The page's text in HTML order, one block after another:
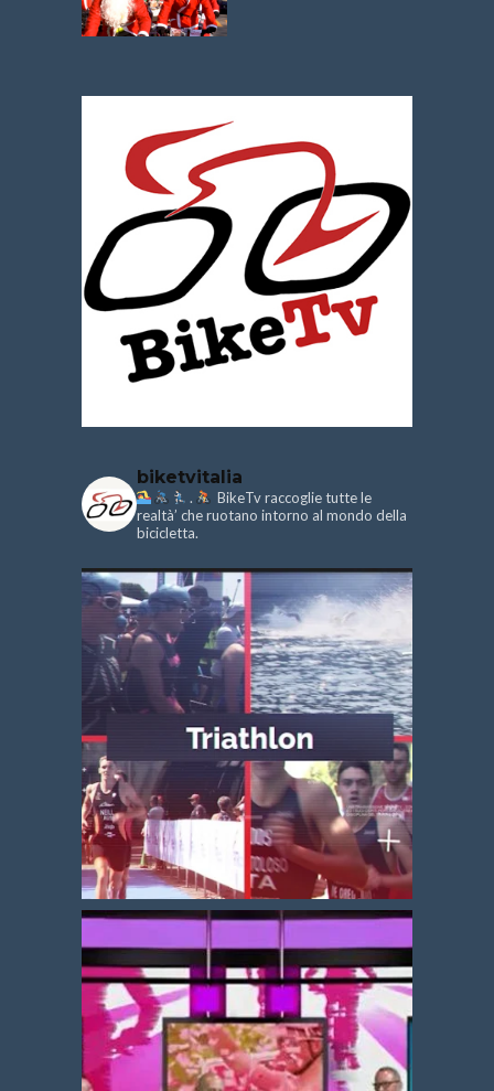
biketvitalia
.
BikeTv raccoglie tutte le
realtà’ che ruotano intorno al mondo della
bicicletta.